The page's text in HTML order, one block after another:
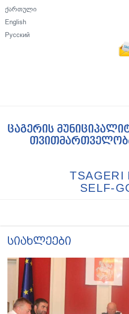
ქართული
English
Русский
ცაგერის
TSAGERI
SELF-
სიახლეები